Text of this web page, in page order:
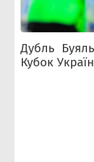
Дубль
Кубок